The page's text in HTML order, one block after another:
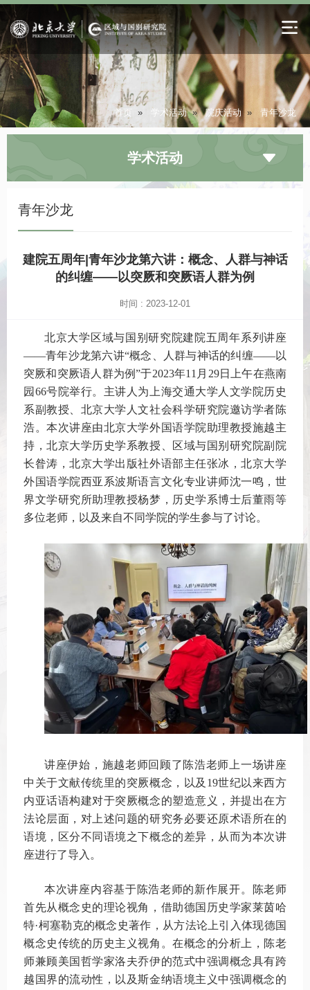
首页 » 学术活动 » 院庆活动 » 青年沙龙
学术活动
青年沙龙
建院五周年|青年沙龙第六讲：概念、人群与神话
的纠缠——以突厥和突厥语人群为例
时间 : 2023-12-01
北京大学区域与国别研究院建院五周年系列讲座
——青年沙龙第六讲“概念、人群与神话的纠缠——以
突厥和突厥语人群为例”于2023年11月29日上午在燕南
园66号院举行。主讲人为上海交通大学人文学院历史
系副教授、北京大学人文社会科学研究院邀访学者陈
浩。本次讲座由北京大学外国语学院助理教授施越主
持，北京大学历史学系教授、区域与国别研究院副院
长昝涛，北京大学出版社外语部主任张冰，北京大学
外国语学院西亚系波斯语言文化专业讲师沈一鸣，世
界文学研究所助理教授杨梦，历史学系博士后董雨等
多位老师，以及来自不同学院的学生参与了讨论。
讲座伊始，施越老师回顾了陈浩老师上一场讲座
中关于文献传统里的突厥概念，以及19世纪以来西方
内亚话语构建对于突厥概念的塑造意义，并提出在方
法论层面，对上述问题的研究务必要还原术语所在的
语境，区分不同语境之下概念的差异，从而为本次讲
座进行了导入。
本次讲座内容基于陈浩老师的新作展开。陈老师
首先从概念史的理论视角，借助德国历史学家莱茵哈
特·柯塞勒克的概念史著作，从方法论上引入体现德国
概念史传统的历史主义视角。在概念的分析上，陈老
师兼顾美国哲学家洛夫乔伊的范式中强调概念具有跨
越国界的流动性，以及斯金纳语境主义中强调概念的